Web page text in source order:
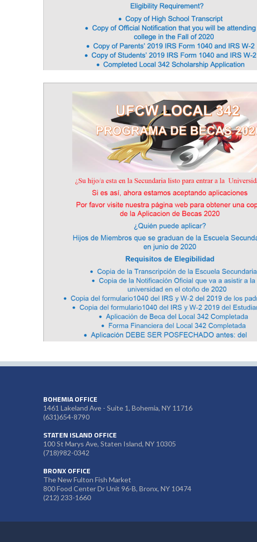
BOHEMIA OFFICE
1461 Lakeland Ave - Suite 1, Bohemia, NY 11716
(631)654-8790
STATEN ISLAND OFFICE
100 St Marys Ave, Staten Island, NY 10305
(718)982-0342
BRONX OFFICE
The New Fulton Fish Market
800 Food Center Dr Unit 96-B, Bronx, NY 10474
(212) 233-1660